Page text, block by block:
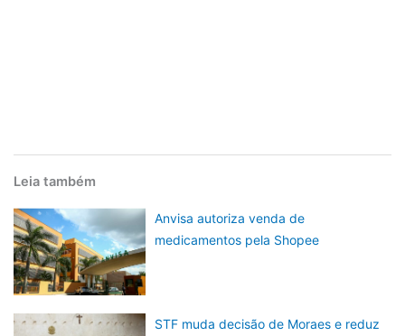
Leia também
Anvisa autoriza venda de
medicamentos pela Shopee
STF muda decisão de Moraes e reduz